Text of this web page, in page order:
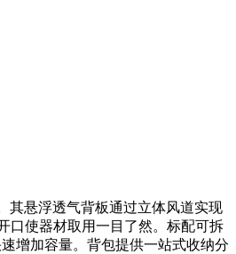
其悬浮透气背板通过立体风道实现
口使器材取用一目了然。标配可拆
增加容量。背包提供一站式收纳分